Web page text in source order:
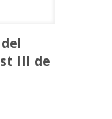
III de